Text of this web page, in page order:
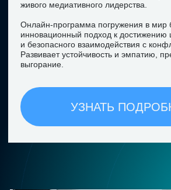
Хотите присоединиться
или узнать больше?
EMPAT— это не просто
Этоэкосистеманового
лидерства.